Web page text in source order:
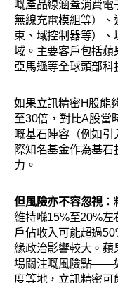
嘅產品線涵蓋消費電
無線充電模組等）、
束、域控制器等）
域。主要客戶包括蘋
亞馬遜等全球頭部科
如果立訊精密H股能
至30倍，對比A股當
嘅基石陣容（例如引
際知名基金作為基石
力。
但風險亦不容忽視
維持喺15%至20%左
戶佔收入可能超過
緣政治影響較大。蘋
場關注嘅風險點——
度等地，立訊精密